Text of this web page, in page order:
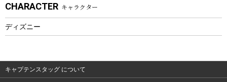
ウェア、タオル
ウェア
CHARACTER キャラクター
ディズニー
キャプテンスタッグ について